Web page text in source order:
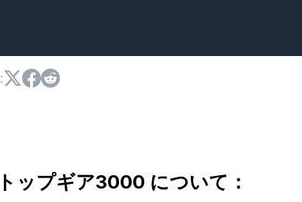
:
トップギア3000 について：